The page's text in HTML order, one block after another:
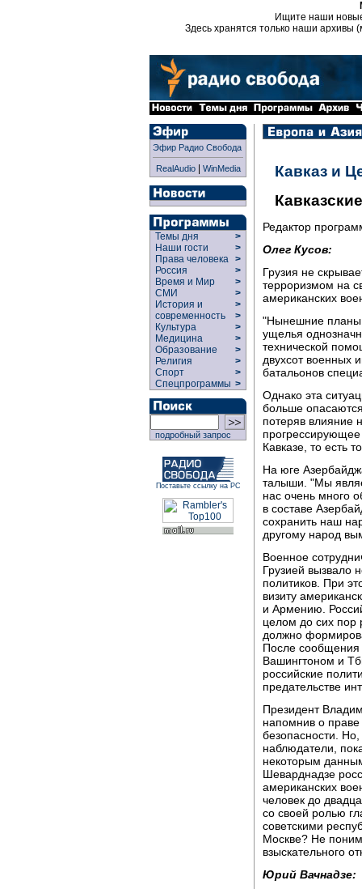
Ищите наши
Здесь хранятся только наши архивы
Эфир Радио Свобода
RealAudio| WinMedia
Темы дня
>
Наши гости
>
Права человека >
Россия
>
Время и Мир
>
СМИ
>
История и
современность
>
>
Культура
>
Медицина
>
Образование
>
Религия
>
Спорт
>
Спецпрограммы >
подробный запрос
Поставьте ссылку на РС
Кавказ и
Редактор
Олег Кусов:
Грузия не
терроризмом на
американских
"Нынешние планы
ущелья
технической
двухсот военных
батальонов
Однако эта
больше
потеряв влияние
Кавказе, то есть
На юге
талыши. "Мы
нас очень много
в составе
сохранить наш
другому народ
Военное
Грузией вызвало
политиков. При
визиту
и Армению.
целом до сих пор
должно
После сообщения
Вашингтоном и
российские
предательстве
Президент
напомнив о праве
безопасности.
наблюдатели,
некоторым
Шеварднадзе
американских
человек до
со своей ролью
советскими
Москве? Не
взыскательного
Юрий Вачнадзе: